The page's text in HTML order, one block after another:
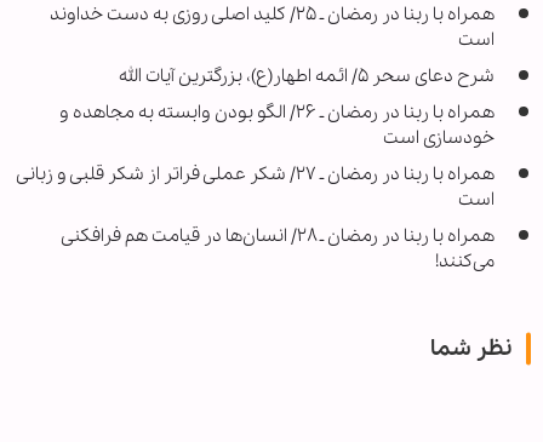
همراه با ربنا در رمضان ـ ۲۵/ کلید اصلی روزی به دست خداوند
است
شرح دعای سحر ۵/ ائمه اطهار(ع)، بزرگترین آیات الله
همراه با ربنا در رمضان ـ ۲۶/ الگو بودن وابسته به مجاهده و
خودسازی است
همراه با ربنا در رمضان ـ ۲۷/ شکر عملی فراتر از شکر قلبی و زبانی
است
همراه با ربنا در رمضان ـ ۲۸/ انسان‌ها در قیامت هم فرافکنی
می‌کنند!
نظر شما